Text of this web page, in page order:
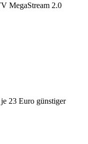
MegaStream 2.0
23 Euro günstiger